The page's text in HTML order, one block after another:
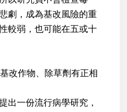
劇，成為基改風險的重
較弱，也可能在五或十
改作物、除草劑有正相
出一份流行病學研究，